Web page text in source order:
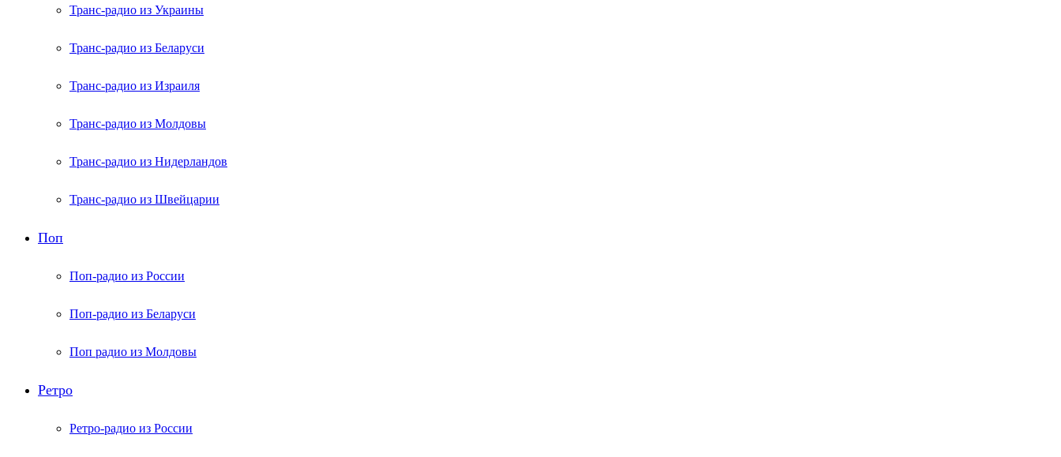
Транс-радио из Украины
Транс-радио из Беларуси
Транс-радио из Израиля
Транс-радио из Молдовы
Транс-радио из Нидерландов
Транс-радио из Швейцарии
Поп
Поп-радио из России
Поп-радио из Беларуси
Поп радио из Молдовы
Ретро
Ретро-радио из России